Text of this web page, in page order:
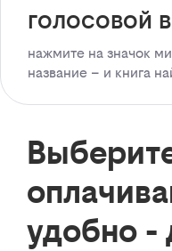
голосовой
нажмите на значок
название – и книга
удобно -